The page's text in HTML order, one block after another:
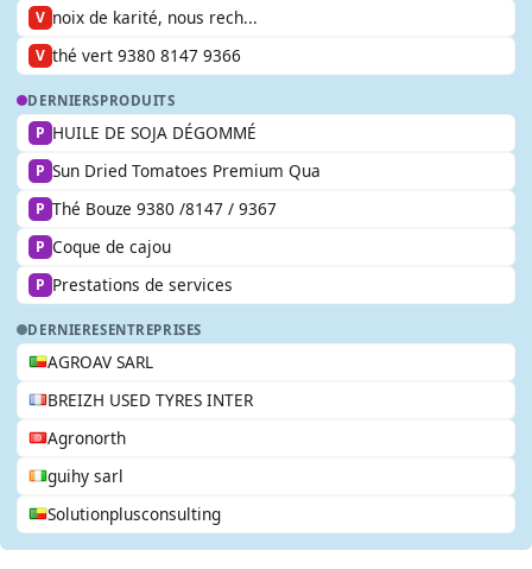
V noix de karité, nous rech...
V thé vert 9380 8147 9366
DERNIERSPRODUITS
P HUILE DE SOJA DÉGOMMÉ
P Sun Dried Tomatoes Premium Qua
P Thé Bouze 9380 /8147 / 9367
P Coque de cajou
P Prestations de services
DERNIERESENTREPRISES
AGROAV SARL
BREIZH USED TYRES INTER
Agronorth
guihy sarl
Solutionplusconsulting